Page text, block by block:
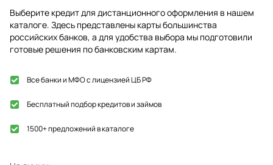
Выберите кредит для дистанционного оформления в нашем
каталоге. Здесь представлены карты большинства
российских банков, а для удобства выбора мы подготовили
готовые решения по банковским картам.
Все банки и МФО с лицензией ЦБ РФ
Бесплатный подбор кредитов и займов
1500+ предложений в каталоге